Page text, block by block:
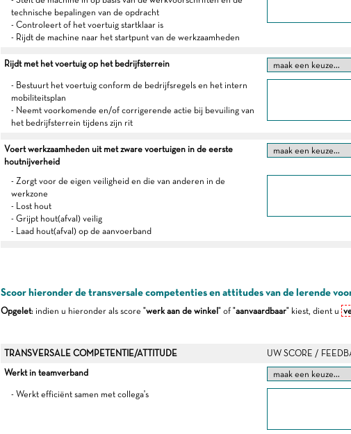
technische bepalingen van de opdracht
- Controleert of het voertuig startklaar is
- Rijdt de machine naar het startpunt van de werkzaamheden
Rijdt met het voertuig op het bedrijfsterrein
- Bestuurt het voertuig conform de bedrijfsregels en het intern
mobiliteitsplan
- Neemt voorkomende en/of corrigerende actie bij bevuiling van
het bedrijfsterrein tijdens zijn rit
Voert werkzaamheden uit met zware voertuigen in de eerste
houtnijverheid
- Zorgt voor de eigen veiligheid en die van anderen in de
werkzone
- Lost hout
- Grijpt hout(afval) veilig
- Laad hout(afval) op de aanvoerband
Scoor hieronder de transversale competenties en attitudes van de lerende
Opgelet: indien u hieronder als score "werk aan de winkel " of "aanvaardbaar" kiest, dient u
TRANSVERSALE COMPETENTIE/ATTITUDE UW SCORE /
Werkt in teamverband
- Werkt efficiënt samen met collega's